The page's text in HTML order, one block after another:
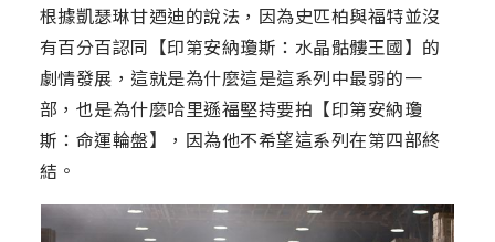
根據凱瑟琳甘迺迪的說法，因為史匹柏與福特並沒
有百分百認同【印第安納瓊斯：水晶骷髏王國】的
劇情發展，這就是為什麼這是這系列中最弱的一
部，也是為什麼哈里遜福堅持要拍【印第安納瓊
斯：命運輪盤】，因為他不希望這系列在第四部終
結。